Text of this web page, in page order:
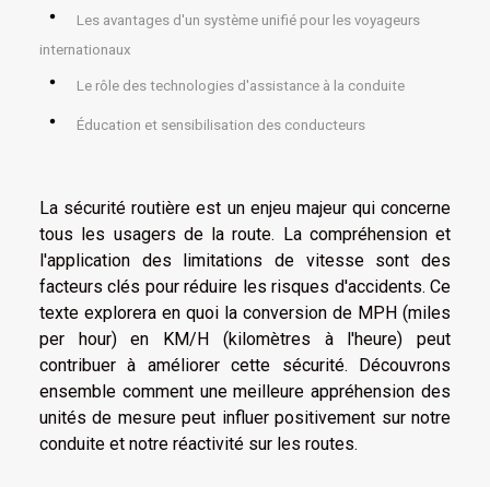
Les avantages d'un système unifié pour les voyageurs
internationaux
Le rôle des technologies d'assistance à la conduite
Éducation et sensibilisation des conducteurs
La sécurité routière est un enjeu majeur qui concerne
tous les usagers de la route. La compréhension et
l'application des limitations de vitesse sont des
facteurs clés pour réduire les risques d'accidents. Ce
texte explorera en quoi la conversion de MPH (miles
per hour) en KM/H (kilomètres à l'heure) peut
contribuer à améliorer cette sécurité. Découvrons
ensemble comment une meilleure appréhension des
unités de mesure peut influer positivement sur notre
conduite et notre réactivité sur les routes.